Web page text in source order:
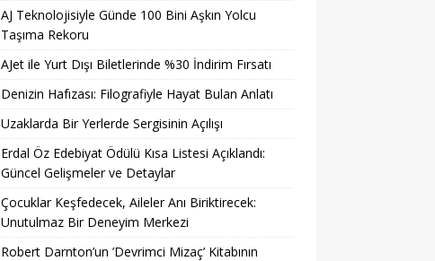
AJ Teknolojisiyle Günde 100 Bini Aşkın Yolcu
Taşıma Rekoru
AJet ile Yurt Dışı Biletlerinde %30 İndirim Fırsatı
Denizin Hafızası: Filografiyle Hayat Bulan Anlatı
Uzaklarda Bir Yerlerde Sergisinin Açılışı
Erdal Öz Edebiyat Ödülü Kısa Listesi Açıklandı:
Güncel Gelişmeler ve Detaylar
Çocuklar Keşfedecek, Aileler Anı Biriktirecek:
Unutulmaz Bir Deneyim Merkezi
Robert Darnton’un ’Devrimci Mizaç’ Kitabının